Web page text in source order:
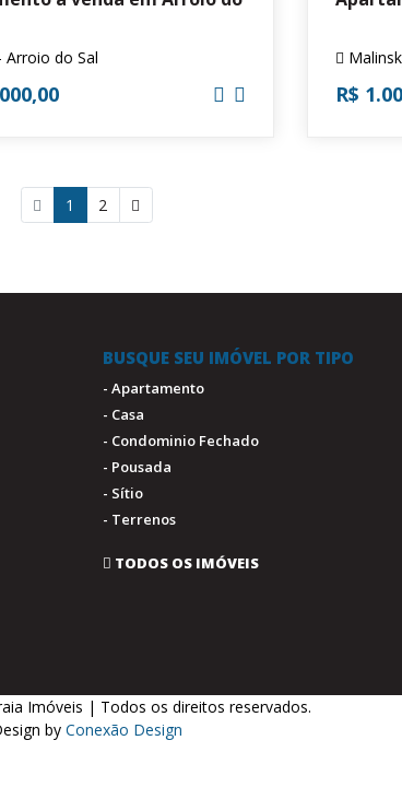
Arroio do Sal
R$
1 (atual)
2
BUSQUE SEU IMÓVEL POR TIPO
- Apartamento
- Casa
- Condominio Fechado
- Pousada
- Sítio
- Terrenos
TODOS OS IMÓVEIS
Imóveis | Todos os direitos reservados.
byConexão Design